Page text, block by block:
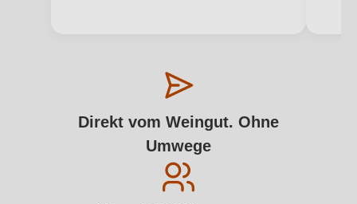
Direkt vom Weingut. Ohne
Umwege